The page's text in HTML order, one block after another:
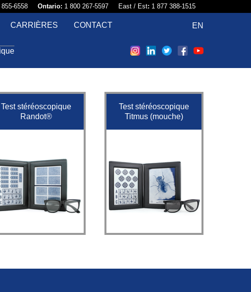
855-6558​ Ontario: 1 800 267-5597 East / Est: 1 877 388-1515
CARRIÈRES CONTACT EN
Test stéréoscopique
Randot®
Test stéréoscopique
Titmus (mouche)